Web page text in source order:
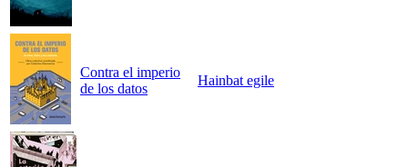
Contra el imperio
de los datos
Hainbat egile